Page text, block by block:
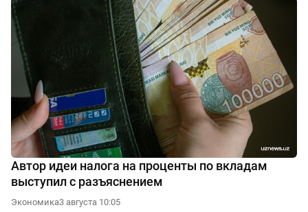
Автор идеи налога на проценты по вкладам
выступил с разъяснением
Экономика3 августа 10:05